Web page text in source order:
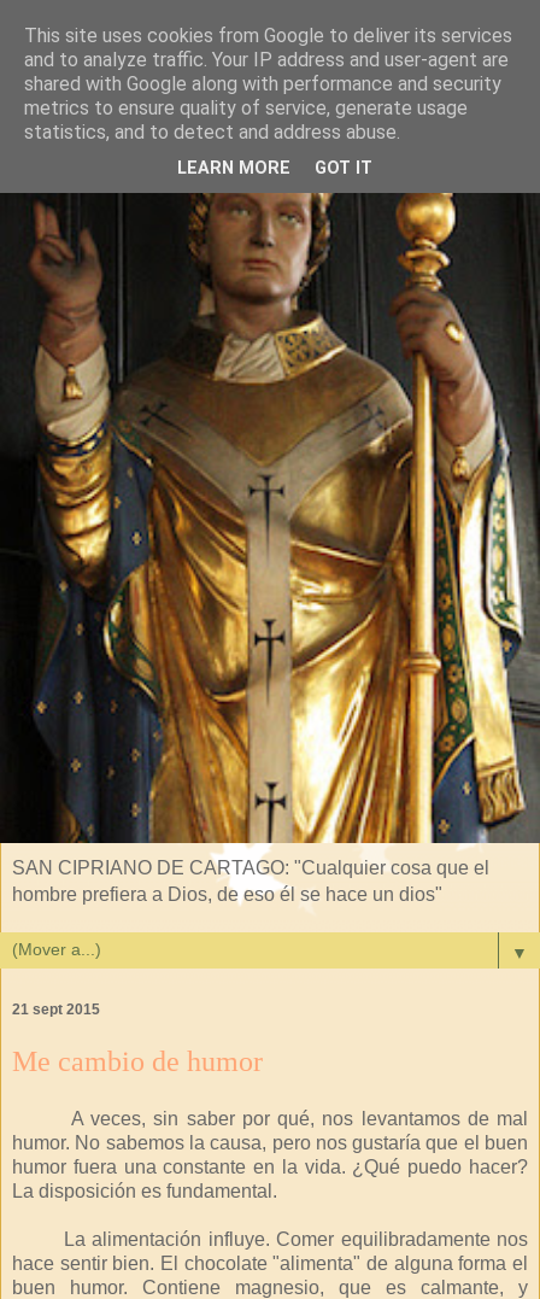
SAN CIPRIANO DE CARTAGO: "Cualquier cosa que el
hombre prefiera a Dios, de eso él se hace un dios"
▼
21 sept 2015
Me cambio de humor
A veces, sin saber por qué, nos levantamos de mal
humor. No sabemos la causa, pero nos gustaría que el buen
humor fuera una constante en la vida. ¿Qué puedo hacer?
La disposición es fundamental.
La alimentación influye. Comer equilibradamente nos
hace sentir bien. El chocolate "alimenta" de alguna forma el
buen humor. Contiene magnesio, que es calmante, y
This site uses cookies from Google to deliver its services
and to analyze traffic. Your IP address and user-agent are
shared with Google along with performance and security
metrics to ensure quality of service, generate usage
statistics, and to detect and address abuse.
LEARN MORE GOT IT